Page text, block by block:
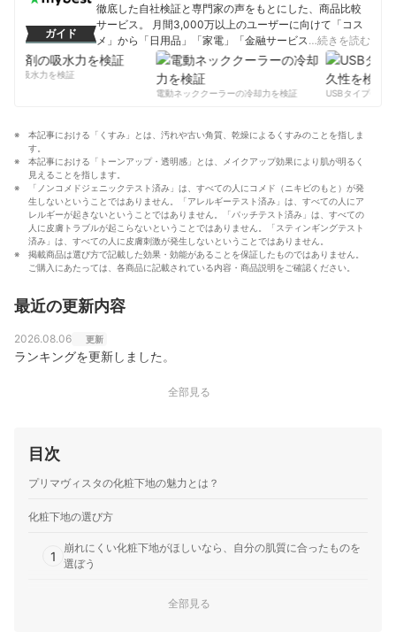
ガイド
徹底した自社検証と専門家の声をもとにした、商品比較
サービス。 月間3,000万以上のユーザーに向けて「コス
メ」から「日用品」「家電」「金融サービス」まで、ベ
ストな商品を選んでもらうために、毎日コンテンツを制
コンテンツ制作チームのプロフィール
…続きを読む
の吸水力を検証
電動ネッククーラーの冷却力を検証
USBタイプCケー
本記事における「くすみ」とは、汚れや古い角質、乾燥によるくすみのことを指しま
す。
本記事における「トーンアップ・透明感」とは、メイクアップ効果により肌が明るく
見えることを指します。
「ノンコメドジェニックテスト済み」は、すべての人にコメド（ニキビのもと）が発
生しないということではありません。「アレルギーテスト済み」は、すべての人にア
レルギーが起きないということではありません。「パッチテスト済み」は、すべての
人に皮膚トラブルが起こらないということではありません。「スティンギングテスト
済み」は、すべての人に皮膚刺激が発生しないということではありません。
掲載商品は選び方で記載した効果・効能があることを保証したものではありません。
ご購入にあたっては、各商品に記載されている内容・商品説明をご確認ください。
最近の更新内容
2026.08.06 更新
ランキングを更新しました。
全部見る
目次
プリマヴィスタの化粧下地の魅力とは？
化粧下地の選び方
1
崩れにくい化粧下地がほしいなら、自分の肌質に合ったものを
選ぼう
全部見る